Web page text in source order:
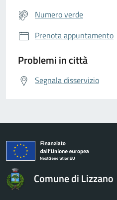
Numero verde
Prenota appuntamento
Problemi in città
Segnala disservizio
Comune di Lizzano